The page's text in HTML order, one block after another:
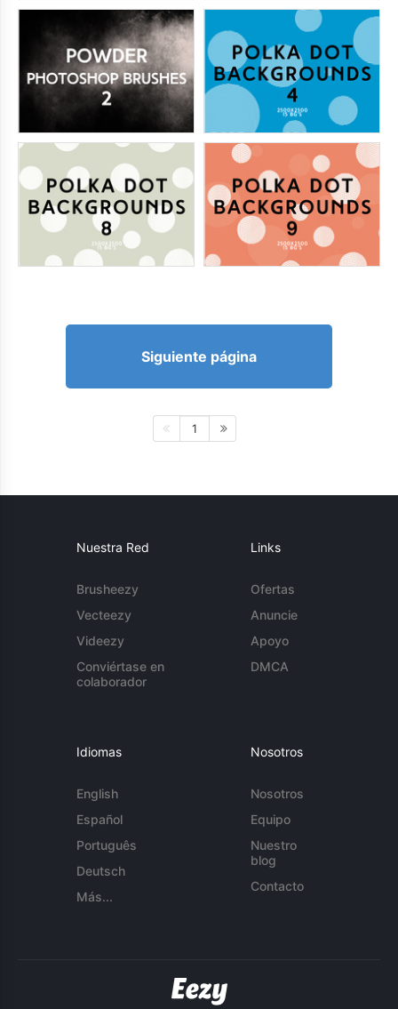
Siguiente página
1
Nuestra Red
Brusheezy
Vecteezy
Videezy
Conviértase en
colaborador
Links
Ofertas
Anuncie
Apoyo
DMCA
Idiomas
English
Español
Português
Deutsch
Más...
Nosotros
Nosotros
Equipo
Nuestro
blog
Contacto